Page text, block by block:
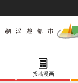
投稿漫画